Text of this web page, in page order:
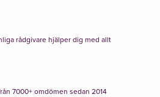
rådgivare hjälper dig med allt
7000+ omdömen sedan 2014